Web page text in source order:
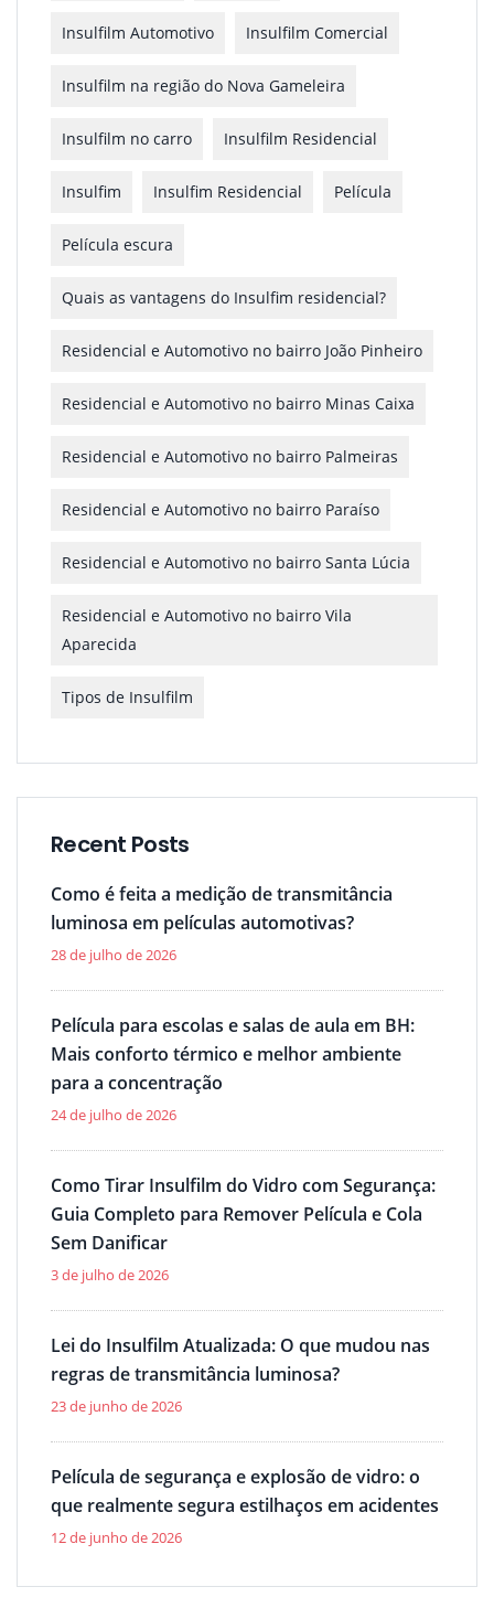
Insulfilm Automotivo Insulfilm Comercial
Insulfilm na região do Nova Gameleira
Insulfilm no carro Insulfilm Residencial
Insulfim Insulfim Residencial Película
Película escura
Quais as vantagens do Insulfim residencial?
Residencial e Automotivo no bairro João Pinheiro
Residencial e Automotivo no bairro Minas Caixa
Residencial e Automotivo no bairro Palmeiras
Residencial e Automotivo no bairro Paraíso
Residencial e Automotivo no bairro Santa Lúcia
Residencial e Automotivo no bairro Vila
Aparecida
Tipos de Insulfilm
Recent Posts
Como é feita a medição de transmitância
luminosa em películas automotivas?
28 de julho de 2026
Película para escolas e salas de aula em BH:
Mais conforto térmico e melhor ambiente
para a concentração
24 de julho de 2026
Como Tirar Insulfilm do Vidro com Segurança:
Guia Completo para Remover Película e Cola
Sem Danificar
3 de julho de 2026
Lei do Insulfilm Atualizada: O que mudou nas
regras de transmitância luminosa?
23 de junho de 2026
Película de segurança e explosão de vidro: o
que realmente segura estilhaços em acidentes
12 de junho de 2026